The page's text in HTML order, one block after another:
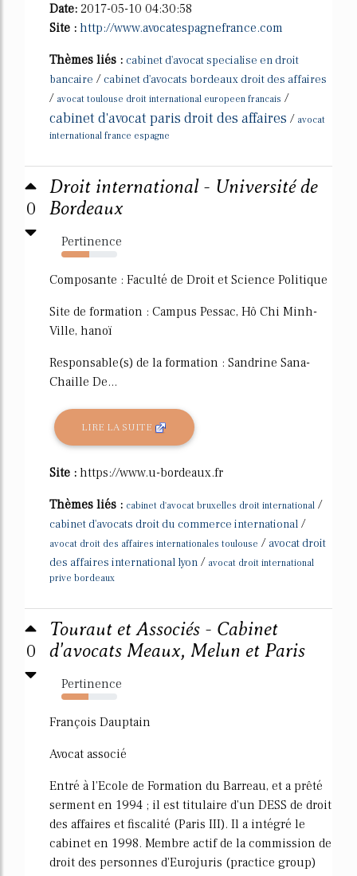
Date: 2017-05-10 04:30:58
Site : http://www.avocatespagnefrance.com
Thèmes liés : cabinet d'avocat specialise en droit
bancaire / cabinet d'avocats bordeaux droit des affaires
/ avocat toulouse droit international europeen francais /
cabinet d'avocat paris droit des affaires / avocat
international france espagne
0
Droit international - Université de
Bordeaux
Pertinence
50%
Composante : Faculté de Droit et Science Politique
Site de formation : Campus Pessac, Hô Chi Minh-
Ville, hanoï
Responsable(s) de la formation : Sandrine Sana-
Chaille De...
LIRE LA SUITE
Site : https://www.u-bordeaux.fr
Thèmes liés : cabinet d'avocat bruxelles droit international /
cabinet d'avocats droit du commerce international /
avocat droit des affaires internationales toulouse / avocat droit
des affaires international lyon / avocat droit international
prive bordeaux
0
Touraut et Associés - Cabinet
d'avocats Meaux, Melun et Paris
Pertinence
49%
François Dauptain
Avocat associé
Entré à l'Ecole de Formation du Barreau, et a prêté
serment en 1994 ; il est titulaire d'un DESS de droit
des affaires et fiscalité (Paris III). Il a intégré le
cabinet en 1998. Membre actif de la commission de
droit des personnes d'Eurojuris (practice group)